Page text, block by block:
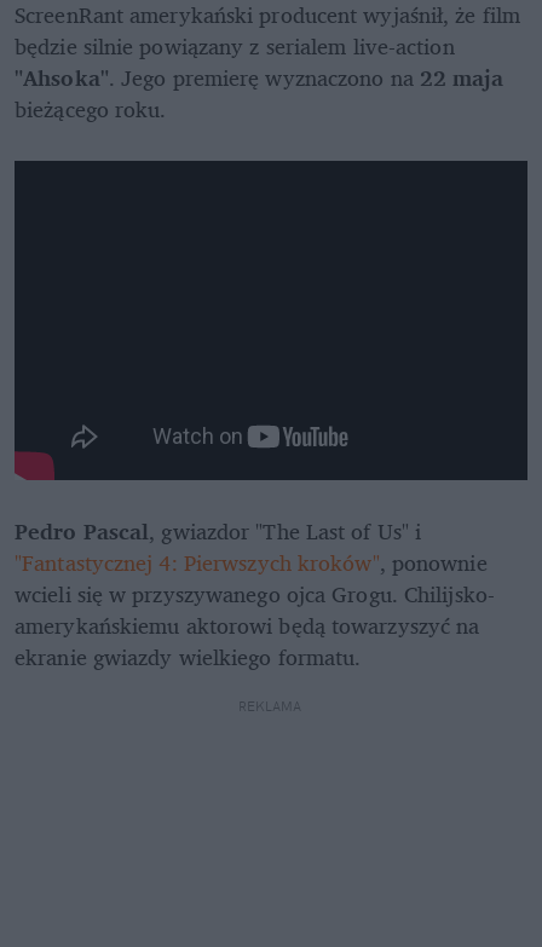
ScreenRant amerykański producent wyjaśnił, że film
będzie silnie powiązany z serialem live-action
"Ahsoka". Jego premierę wyznaczono na 22 maja
bieżącego roku.
Pedro Pascal
"Fantastycznej 4: Pierwszych kroków", ponownie
wcieli się w przyszywanego ojca Grogu. Chilijsko-
amerykańskiemu aktorowi będą towarzyszyć na
ekranie gwiazdy wielkiego formatu.
REKLAMA